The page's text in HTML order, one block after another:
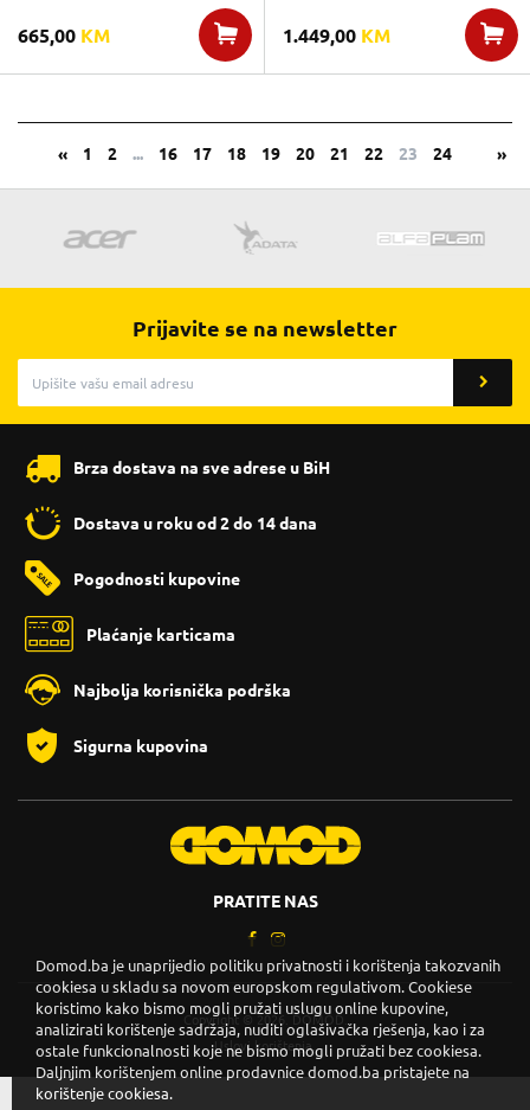
665,00 KM 1.449,00 KM
« 1 2 ... 16 17 18 19 20 21 22 23 24 »
Prijavite se na newsletter
Brza dostava na sve adrese u BiH
Dostava u roku od 2 do 14 dana
Pogodnosti kupovine
Plaćanje karticama
Najbolja korisnička podrška
Sigurna kupovina
PRATITE NAS
Copyright © 2026. DOMOD.
Uslovi korištenja
Domod.ba je unaprijedio politiku privatnosti i korištenja takozvanih
cookiesa u skladu sa novom europskom regulativom. Cookiese
koristimo kako bismo mogli pružati uslugu online kupovine,
analizirati korištenje sadržaja, nuditi oglašivačka rješenja, kao i za
ostale funkcionalnosti koje ne bismo mogli pružati bez cookiesa.
Daljnjim korištenjem online prodavnice domod.ba pristajete na
korištenje cookiesa.